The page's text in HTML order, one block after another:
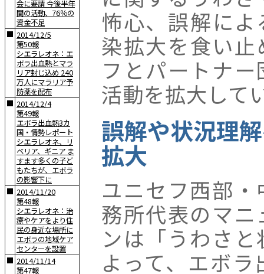
会に要請 今後半年
間の活動、76％の
資金不足
■ 2014/12/5
第50報
シエラレオネ：エ
ボラ出血熱とマラ
リア封じ込め 240
万人にマラリア予
防薬を配布
■ 2014/12/4
第49報
エボラ出血熱3カ
国・情勢レポート
シエラレオネ、リ
ベリア、ギニア ま
すます多くの子ど
もたちが、エボラ
の影響下に
■ 2014/11/20
第48報
シエラレオネ：治
療やケアをより住
民の身近な場所に
エボラの地域ケア
センターを設置
■ 2014/11/14
第47報
怖心、誤解によ
染拡大を食い
フとパートナ
活動を拡大して
誤解や状況理
拡大
ユニセフ西部
務所代表のマ
ンは「うわさ
よって、エボ